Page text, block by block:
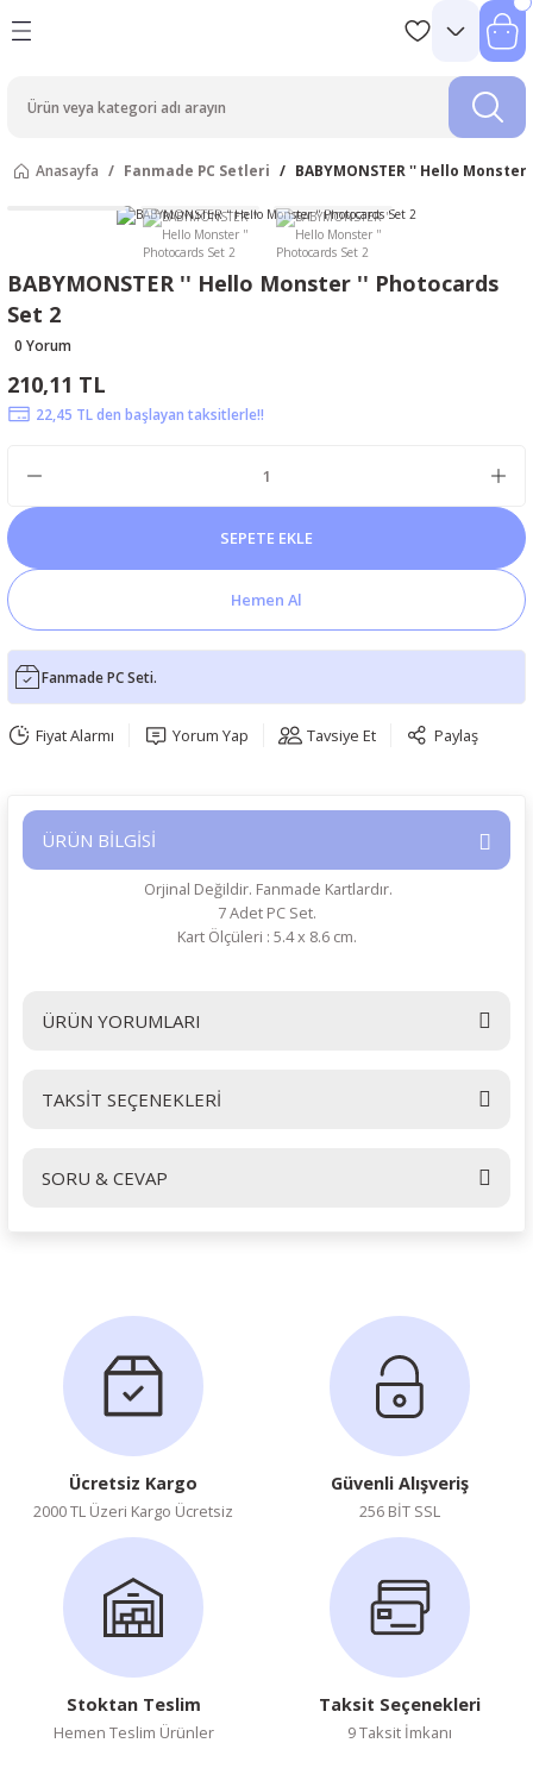
Anasayfa Fanmade PC Setleri BABYMONSTER '' Hello
BABYMONSTER '' Hello Monster '' Photocards
Set 2
0 Yorum
210,11 TL
22,45 TL den başlayan taksitlerle!!
SEPETE EKLE
Hemen Al
Fanmade PC Seti.
Fiyat Alarmı Yorum Yap Tavsiye Et Paylaş
ÜRÜN BİLGİSİ
Orjinal Değildir. Fanmade Kartlardır.
7 Adet PC Set.
Kart Ölçüleri : 5.4 x 8.6 cm.
ÜRÜN YORUMLARI
Bu ürüne ilk yorumu siz yapın!
TAKSİT SEÇENEKLERİ
SORU & CEVAP
Ücretsiz Kargo
2000 TL Üzeri Kargo Ücretsiz
Güvenli Alışveriş
256 BİT SSL
Stoktan Teslim
Hemen Teslim Ürünler
Taksit Seçenekleri
9 Taksit İmkanı